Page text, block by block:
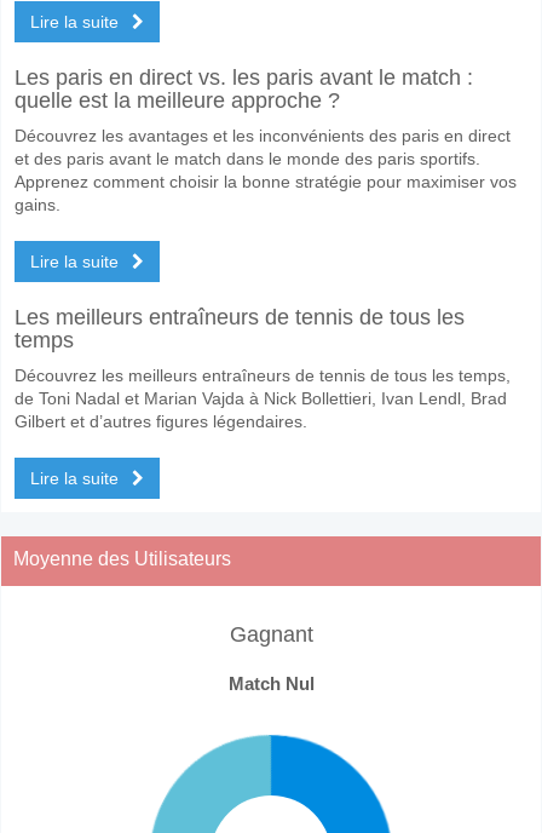
Lire la suite
Les paris en direct vs. les paris avant le match :
quelle est la meilleure approche ?
Découvrez les avantages et les inconvénients des paris en direct
et des paris avant le match dans le monde des paris sportifs.
Apprenez comment choisir la bonne stratégie pour maximiser vos
gains.
Lire la suite
Les meilleurs entraîneurs de tennis de tous les
temps
Découvrez les meilleurs entraîneurs de tennis de tous les temps,
de Toni Nadal et Marian Vajda à Nick Bollettieri, Ivan Lendl, Brad
Gilbert et d’autres figures légendaires.
Lire la suite
Moyenne des Utilisateurs
Gagnant
Match Nul